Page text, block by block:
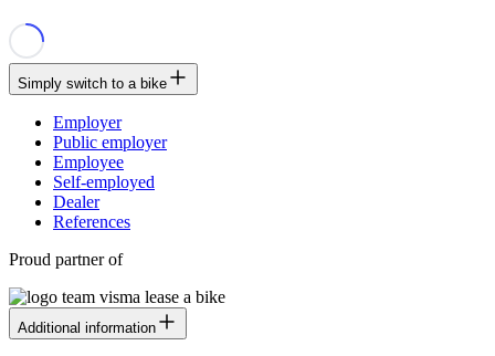
Simply switch to a bike
Employer
Public employer
Employee
Self-employed
Dealer
References
Proud partner of
Additional information